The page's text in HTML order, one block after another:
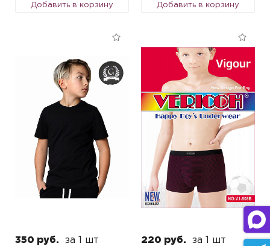
Добавить в корзину Добавить в корзину
350 руб. за 1 шт 220 руб. за 1 шт